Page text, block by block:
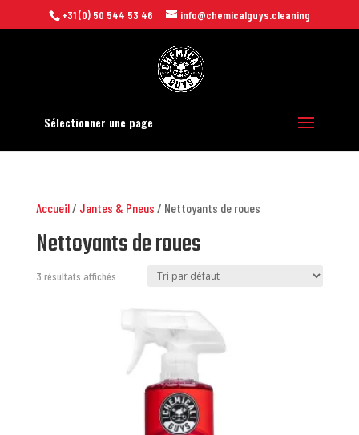
+31 (0) 50 544 53 46 info@chemicalguys.cleaning
Sélectionner une page
Accueil/ Jantes & Pneus / Nettoyants de roues
Nettoyants de roues
3 résultats affichés